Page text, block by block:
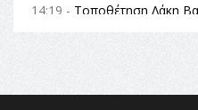
14:19 - Τοποθέτηση Λάκη
Αναθεώρηση του
θεσμικές διαδικασίες
στις επόμενες γενιές»
16:35 -Το πρόγραμμα του